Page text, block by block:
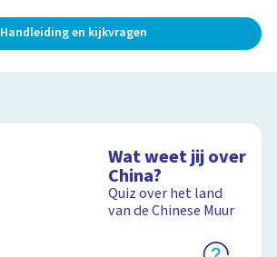
Handleiding en kijkvragen
Wat weet jij over
China?
Quiz over het land
van de Chinese Muur